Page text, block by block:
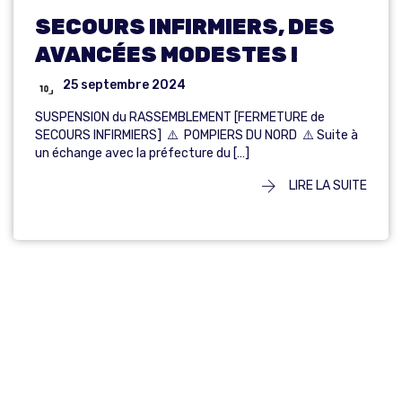
SECOURS INFIRMIERS, DES
AVANCÉES MODESTES !
25 septembre 2024
SUSPENSION du RASSEMBLEMENT [FERMETURE de
SECOURS INFIRMIERS] ⚠️ POMPIERS DU NORD ⚠️ Suite à
un échange avec la préfecture du […]
LIRE LA SUITE